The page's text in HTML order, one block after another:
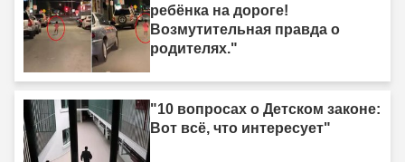
ребёнка на дороге!
Возмутительная правда о
родителях."
"10 вопросах о Детском законе:
Вот всё, что интересует"